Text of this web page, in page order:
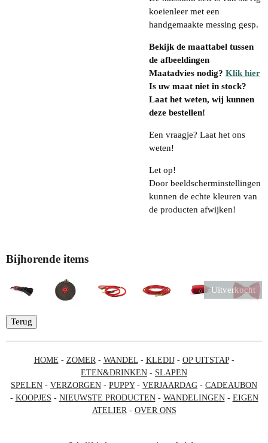
koeienleer met een
handgemaakte messing gesp.
Bekijk de maattabel tussen
de afbeeldingen
Maatadvies nodig? Klik hier
Is uw maat niet in stock?
Laat het weten, wij kunnen
deze bestellen!
Een vraagje? Laat het ons
weten!
Let op!
Door beeldscherminstellingen
kunnen de echte kleuren van
de producten afwijken!
Bijhorende items
Uitverkocht
Terug
HOME - ZOMER - WANDEL- KLEDIJ- OP UITSTAP-
ETEN&DRINKEN - SLAPEN
SPELEN - VERZORGEN - PUPPY- VERJAARDAG - CADEAUBON
- KOOPJES - NIEUWSTE PRODUCTEN- WANDELINGEN- EIGEN
ATELIER - OVER ONS